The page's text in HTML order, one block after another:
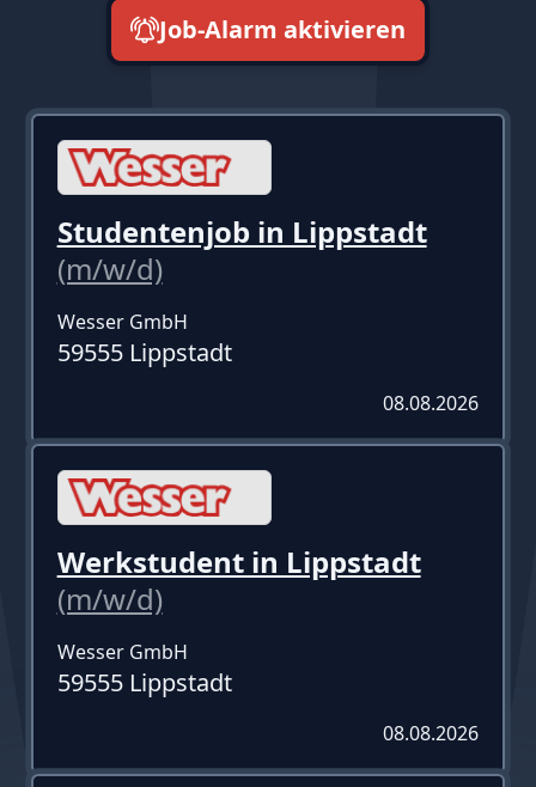
Job-Alarm aktivieren
Studentenjob in Lippstadt
(m/w/d)
Wesser GmbH
59555 Lippstadt
08.08.2026
Werkstudent in Lippstadt
(m/w/d)
Wesser GmbH
59555 Lippstadt
08.08.2026